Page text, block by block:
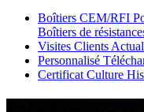
Boîtiers CEM/RFI
Boîtiers de
Visites Clients
Personnalisé
Certificat Culture